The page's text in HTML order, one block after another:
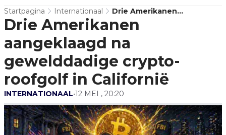
Startpagina Internationaal
Drie Amerikanen
Aangeklaagd Na
Gewelddadige Crypto-
Roofgolf In Californië
Drie Amerikanen
aangeklaagd na
gewelddadige crypto-
roofgolf in Californië
INTERNATIONAAL•12 MEI , 20:20